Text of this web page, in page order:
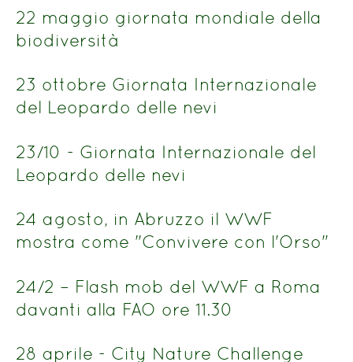
22 maggio giornata mondiale della
biodiversità
23 ottobre Giornata Internazionale
del Leopardo delle nevi
23/10 - Giornata Internazionale del
Leopardo delle nevi
24 agosto, in Abruzzo il WWF
mostra come "Convivere con l'Orso"
24/2 – Flash mob del WWF a Roma
davanti alla FAO ore 11.30
28 aprile - City Nature Challenge